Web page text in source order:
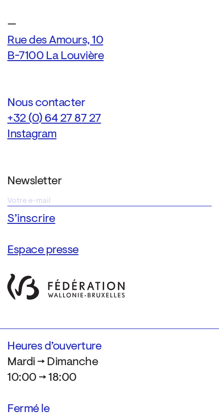
—
Rue des Amours, 10
B-7100 La Louvière
Nous contacter
+32 (0) 64 27 87 27
Instagram
Newsletter
Espace presse
Heures d’ouverture
Mardi → Dimanche
10:00 → 18:00
Fermé le